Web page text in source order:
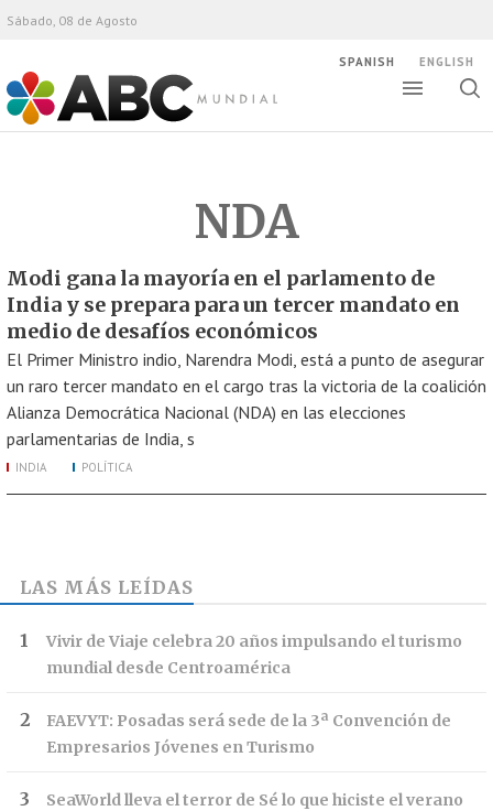
ABC Mundial
Sábado, 08 de Agosto
SPANISH ENGLISH
NDA
Modi gana la mayoría en el parlamento de
India y se prepara para un tercer mandato en
medio de desafíos económicos
El Primer Ministro indio, Narendra Modi, está a punto de asegurar
un raro tercer mandato en el cargo tras la victoria de la coalición
Alianza Democrática Nacional (NDA) en las elecciones
parlamentarias de India, s
INDIA POLÍTICA
LAS MÁS LEÍDAS
Vivir de Viaje celebra 20 años impulsando el turismo
mundial desde Centroamérica
FAEVYT: Posadas será sede de la 3ª Convención de
Empresarios Jóvenes en Turismo
SeaWorld lleva el terror de Sé lo que hiciste el verano